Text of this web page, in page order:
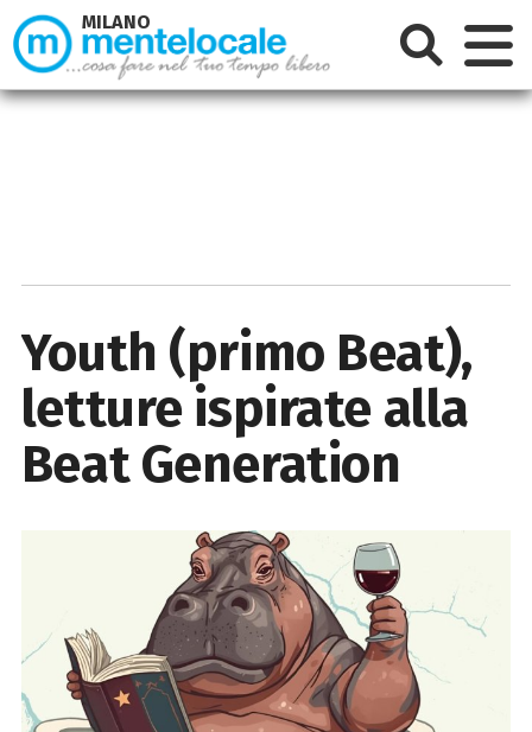
Youth (primo Beat),
letture ispirate alla
Beat Generation
MILANO